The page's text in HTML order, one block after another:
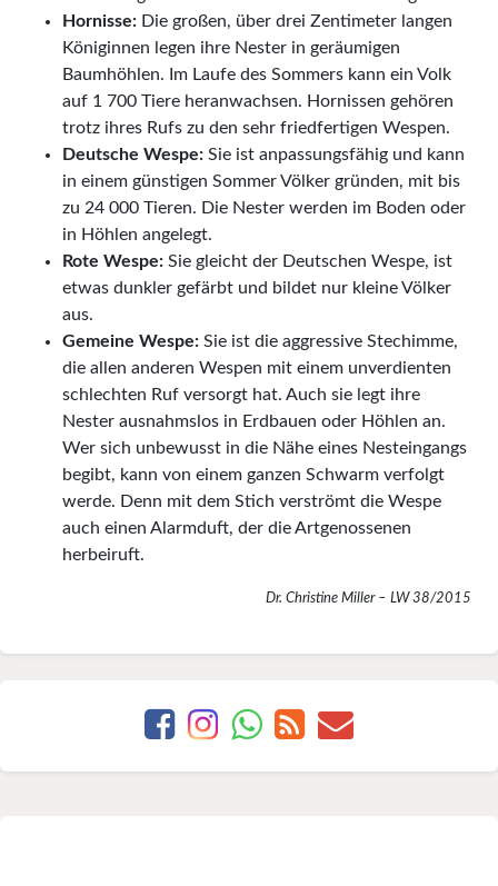
Hornisse: Die großen, über drei Zentimeter langen
Königinnen legen ihre Nester in geräumigen
Baumhöhlen. Im Laufe des Sommers kann ein Volk
auf 1 700 Tiere heranwachsen. Hornissen gehören
trotz ihres Rufs zu den sehr friedfertigen Wespen.
Deutsche Wespe: Sie ist anpassungsfä­hig und kann
in einem günstigen Sommer Völker gründen, mit bis
zu 24 000 Tieren. Die Nester werden im Boden oder
in Höhlen angelegt.
Rote Wespe: Sie gleicht der Deutschen Wespe, ist
etwas dunkler gefärbt und bildet nur kleine Völker
aus.
Gemeine Wespe: Sie ist die aggressive Stechimme,
die allen anderen Wespen mit einem unverdienten
schlechten Ruf versorgt hat. Auch sie legt ihre
Nester ausnahmslos in Erdbauen oder Höhlen an.
Wer sich unbewusst in die Nähe eines Nesteingangs
begibt, kann von einem ganzen Schwarm verfolgt
werde. Denn mit dem Stich verströmt die Wespe
auch einen Alarmduft, der die Artgenossenen
herbeiruft.
Dr. Christine Miller – LW 38/2015